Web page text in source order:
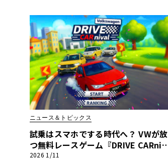
ニュース＆トピックス
試乗はスマホでする時代へ？ VWが放
つ無料レースゲーム『DRIVE CARniv
al』で探す“相棒”
2026 1/11